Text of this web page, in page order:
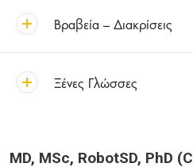
Βραβεία – Διακρίσεις
Ξένες Γλώσσες
MD, MSc, RobotSD, PhD